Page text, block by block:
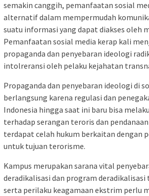
semakin canggih, pemanfaatan sosial
alternatif dalam mempermudah
suatu informasi yang dapat diakses oleh
Pemanfaatan sosial media kerap kali
propaganda dan penyebaran ideologi
intolreransi oleh pelaku kejahatan
Propaganda dan penyebaran ideologi di
berlangsung karena regulasi dan
Indonesia hingga saat ini baru bisa
terhadap serangan teroris dan
terdapat celah hukum berkaitan dengan
untuk tujuan terorisme.
Kampus merupakan sarana vital
deradikalisasi dan program
serta perilaku keagamaan ekstrim perlu